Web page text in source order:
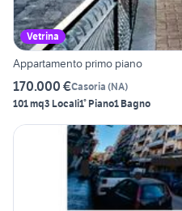
Vetrina
Appartamento primo piano
170.000 €Casoria (NA)
101 mq3 Locali1° Piano1 Bagno